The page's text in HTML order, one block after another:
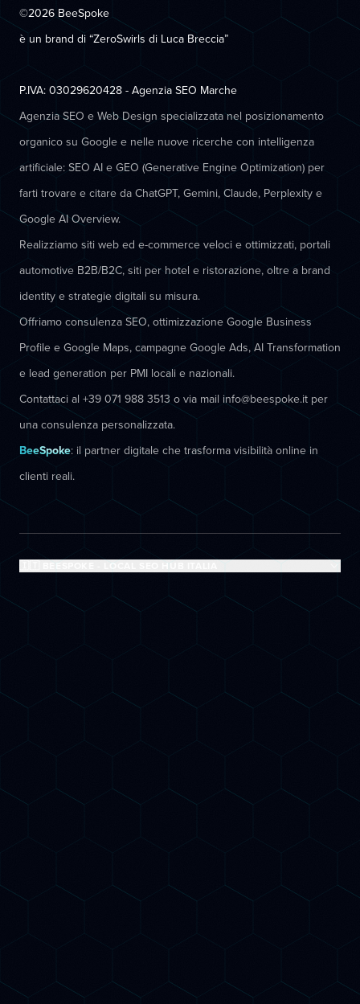
©2026 BeeSpoke
è un brand di “ZeroSwirls di Luca Breccia”
P.IVA: 03029620428 - Agenzia SEO Marche
Agenzia SEO e Web Design specializzata nel posizionamento
organico su Google e nelle nuove ricerche con intelligenza
artificiale: SEO AI e GEO (Generative Engine Optimization) per
farti trovare e citare da ChatGPT, Gemini, Claude, Perplexity e
Google AI Overview.
Realizziamo siti web ed e-commerce veloci e ottimizzati, portali
automotive B2B/B2C, siti per hotel e ristorazione, oltre a brand
identity e strategie digitali su misura.
Offriamo consulenza SEO, ottimizzazione Google Business
Profile e Google Maps, campagne Google Ads, AI Transformation
e lead generation per PMI locali e nazionali.
Contattaci al +39 071 988 3513 o via mail info@beespoke.it per
una consulenza personalizzata.
BeeSpoke: il partner digitale che trasforma visibilità online in
clienti reali.
🇮🇹 BEESPOKE - LOCAL SEO HUB ITALIA